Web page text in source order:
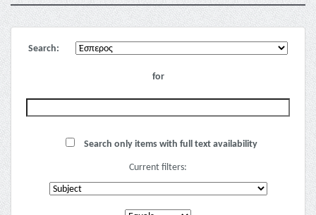
Search:
for
Search only items with full text availability
Current filters: